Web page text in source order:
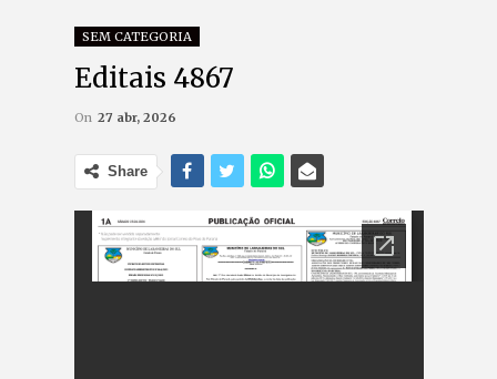
SEM CATEGORIA
Editais 4867
On 27 abr, 2026
Share